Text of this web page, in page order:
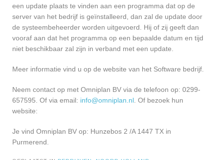
een update plaats te vinden aan een programma dat op de
server van het bedrijf is geïnstalleerd, dan zal de update door
de systeembeheerder worden uitgevoerd. Hij of zij geeft dan
vooraf aan dat het programma op een bepaalde datum en tijd
niet beschikbaar zal zijn in verband met een update.
Meer informatie vind u op de website van het Software bedrijf.
Neem contact op met Omniplan BV via de telefoon op: 0299-
657595. Of via email: info@omniplan.nl. Of bezoek hun
website:
Je vind Omniplan BV op: Hunzebos 2 /A 1447 TX in
Purmerend.